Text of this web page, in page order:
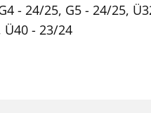
- 24/25, G5 - 24/25,
Ü40 - 23/24